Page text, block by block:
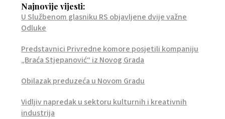
Najnovije vijesti:
U Službenom glasniku RS objavljene dvije važne
Odluke
Predstavnici Privredne komore posjetili kompaniju
„Braća Stjepanović“ iz Novog Grada
Obilazak preduzeća u Novom Gradu
Vidljiv napredak u sektoru kulturnih i kreativnih
industrija